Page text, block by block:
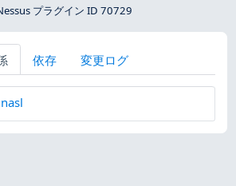
プラグイン ID 70729
依存 変更ログ